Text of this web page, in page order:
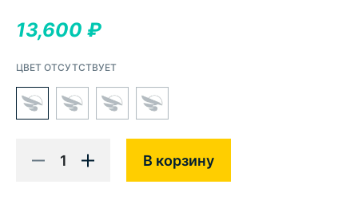
13,600 ₽
ЦВЕТ ОТСУТСТВУЕТ
1 В корзину